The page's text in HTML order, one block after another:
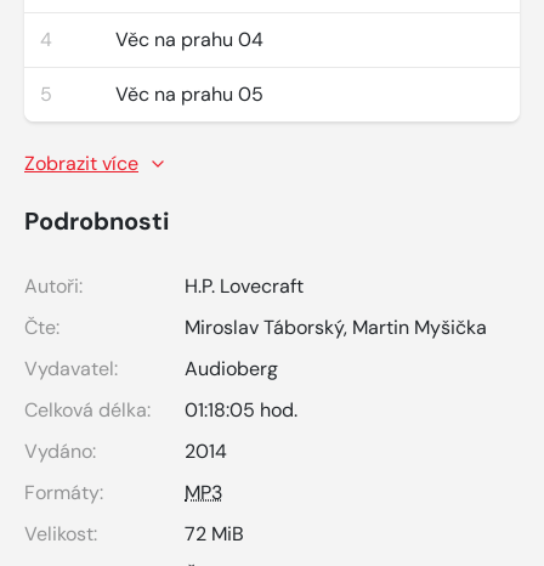
4 Věc na prahu 04
5 Věc na prahu 05
Zobrazit více
Podrobnosti
Autoři:
H.P. Lovecraft
Čte:
Miroslav Táborský, Martin Myšička
Vydavatel:
Audioberg
Celková délka:
01:18:05 hod.
Vydáno:
2014
Formáty:
MP3
Velikost:
72 MiB